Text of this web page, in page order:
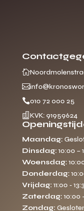


010 72 000 25
 KVK: 91959624
Maandag:
Dinsdag: 10:00 –
Woensdag:
Donderdag:
Vrijdag: 11:00 -
Zaterdag: 10:00
Zondag: